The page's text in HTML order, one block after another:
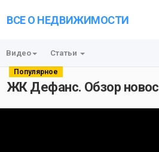
ВСЕ О НЕДВИЖИМОСТИ
Видео Статьи
Популярное
ЖК Дефанс. Обзор